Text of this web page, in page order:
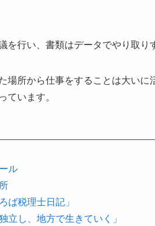
を行い、書類はデータでやり取り
場所から仕事をすることは大い
います。
ル
ば税理士日記」
立し、地方で生きていく」